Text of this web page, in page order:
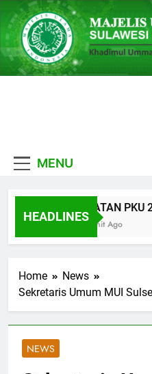
Skip
to
content
MENU
HEADLINES
CATATAN PKU
19 Menit Ago
Home
News
Sekretaris Umum MUI
NEWS